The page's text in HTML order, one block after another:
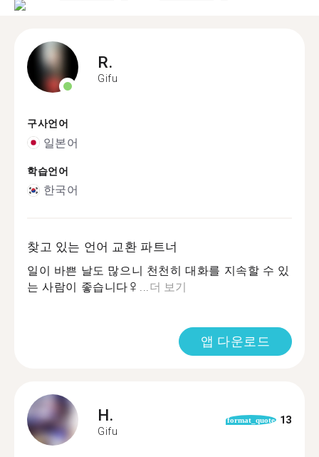
R.
Gifu
구사언어
일본어
학습언어
한국어
찾고 있는 언어 교환 파트너
일이 바쁜 날도 많으니 천천히 대화를 지속할 수 있
는 사람이 좋습니다‍♀...더 보기
앱 다운로드
H.
Gifu
format_quote 13